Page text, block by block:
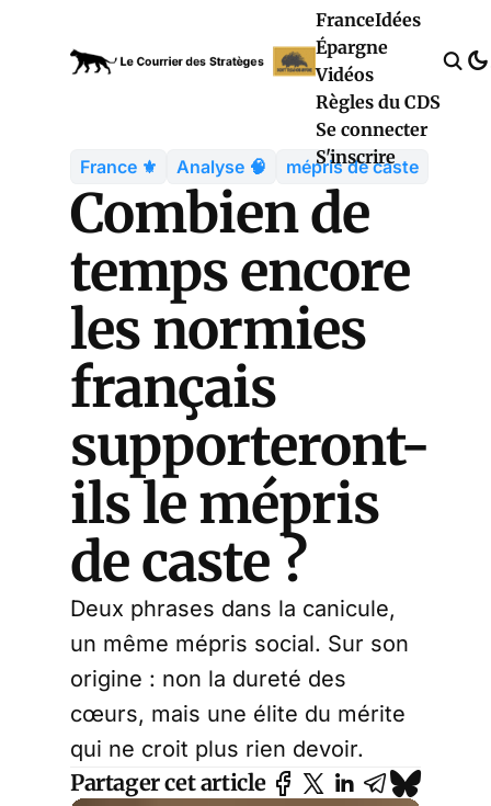
FranceIdées
Épargne
Vidéos
Règles du CDS
Se connecter
S'inscrire
France ⚜️ Analyse 🧠 mépris de caste
Combien de
temps encore
les normies
français
supporteront-
ils le mépris
de caste ?
Deux phrases dans la canicule,
un même mépris social. Sur son
origine : non la dureté des
cœurs, mais une élite du mérite
qui ne croit plus rien devoir.
Partager cet article